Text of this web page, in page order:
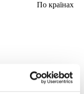
По країнах